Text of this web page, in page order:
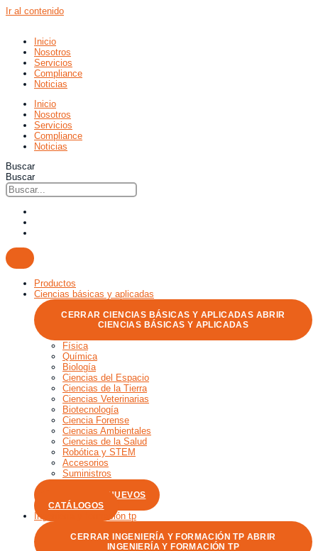
Ir al contenido
Inicio
Nosotros
Servicios
Compliance
Noticias
Inicio
Nosotros
Servicios
Compliance
Noticias
Buscar
Buscar
Productos
Ciencias básicas y aplicadas
CERRAR CIENCIAS BÁSICAS Y APLICADAS ABRIR
CIENCIAS BÁSICAS Y APLICADAS
Física
Química
Biología
Ciencias del Espacio
Ciencias de la Tierra
Ciencias Veterinarias
Biotecnología
Ciencia Forense
Ciencias Ambientales
Ciencias de la Salud
Robótica y STEM
Accesorios
Suministros
PRODUCTOS NUEVOS
CATÁLOGOS
Ingeniería y formación tp
CERRAR INGENIERÍA Y FORMACIÓN TP ABRIR
INGENIERÍA Y FORMACIÓN TP